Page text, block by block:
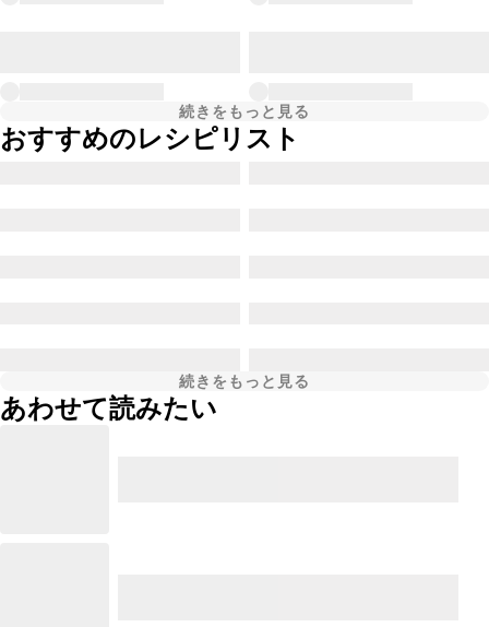
続きをもっと見る
おすすめのレシピリスト
続きをもっと見る
あわせて読みたい